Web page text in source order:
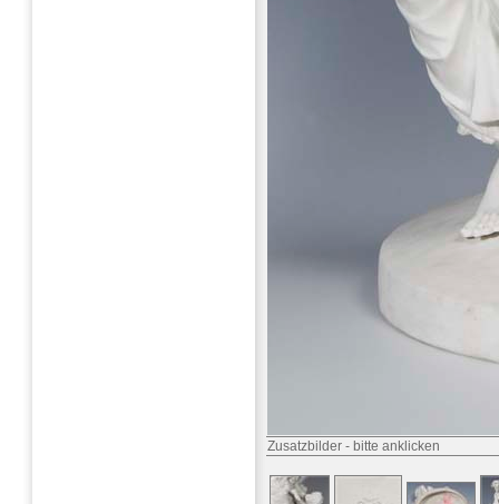
Zusatzbilder - bitte anklicken